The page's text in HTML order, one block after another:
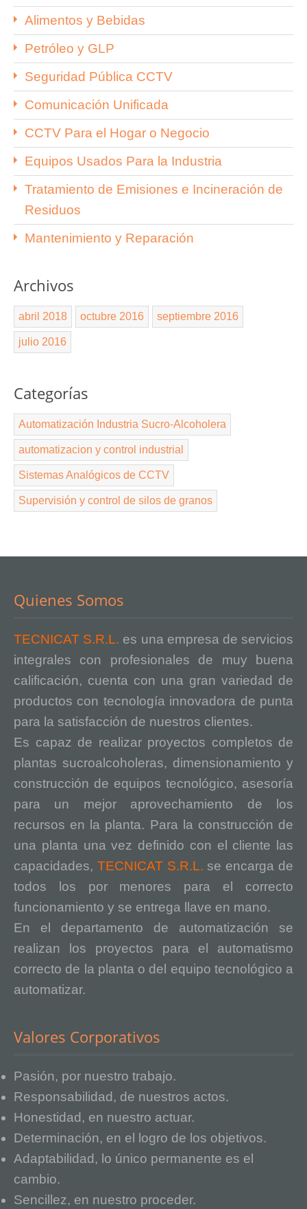
Alimentos y Bebidas
Petróleo y GLP
Seguridad Pública CCTV
Comunicación Unificada
CCTV Para el Hogar o Negocio
Equipos Usados Para la Industria
Tratamiento de Emisiones e Incineración de
Residuos
Mantenimiento y Reparación
Archivos
abril 2018 octubre 2016 septiembre 2016
julio 2016
Categorías
Automatización Industria Sucro-Alcoholera
automatizacion y control industrial
Sistemas Analógicos de CCTV
Supervisión y control de silos de granos
Quienes Somos
TECNICAT S.R.L. es una empresa de servicios
integrales con profesionales de muy buena
calificación, cuenta con una gran variedad de
productos con tecnología innovadora de punta
para la satisfacción de nuestros clientes.
Es capaz de realizar proyectos completos de
plantas sucroalcoholeras, dimensionamiento y
construcción de equipos tecnológico, asesoría
para un mejor aprovechamiento de los
recursos en la planta. Para la construcción de
una planta una vez definido con el cliente las
capacidades, TECNICAT S.R.L. se encarga de
todos los por menores para el correcto
funcionamiento y se entrega llave en mano.
En el departamento de automatización se
realizan los proyectos para el automatismo
correcto de la planta o del equipo tecnológico a
automatizar.
Valores Corporativos
Pasión, por nuestro trabajo.
Responsabilidad, de nuestros actos.
Honestidad, en nuestro actuar.
Determinación, en el logro de los objetivos.
Adaptabilidad, lo único permanente es el
cambio.
Sencillez, en nuestro proceder.